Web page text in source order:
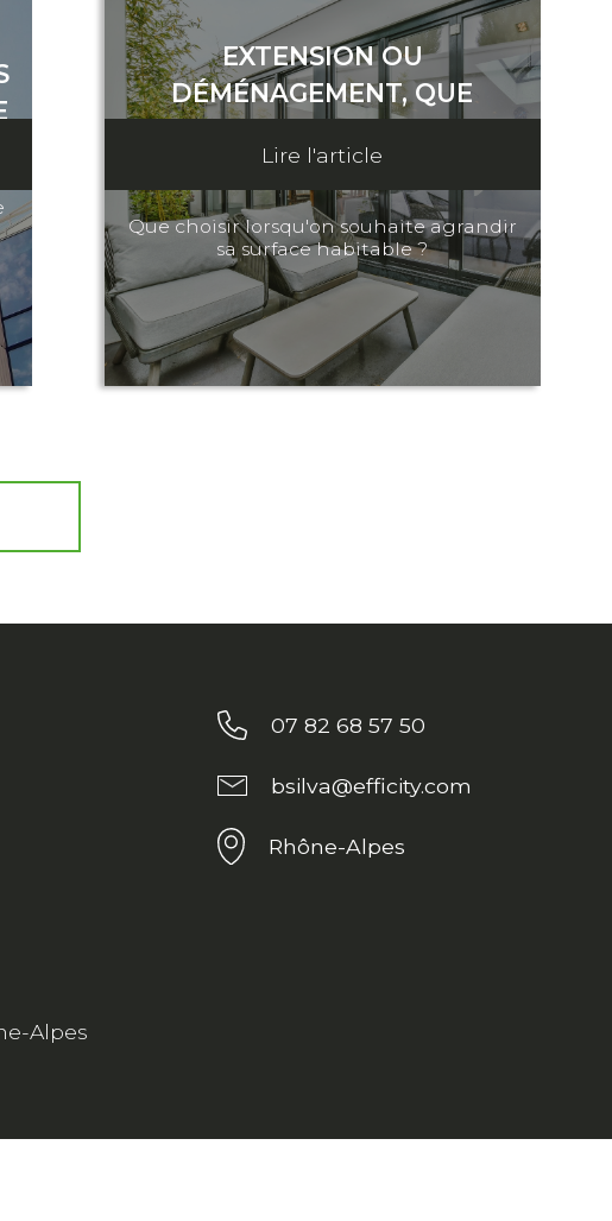
EXTENSION OU
DÉMÉNAGEMENT, QUE
Que choisir lorsqu'on souhaite agrandir
sa surface habitable ?
Lire l'article
Alpes
07 82 68 57 50
bsilva@efficity.com
Rhône-Alpes